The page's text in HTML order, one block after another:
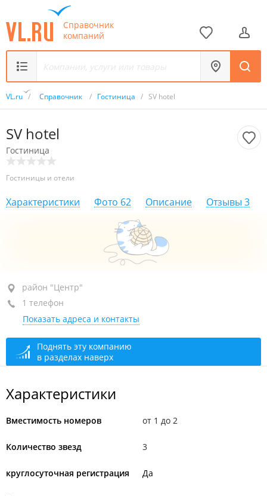
Справочник
компаний
VL.ru / Справочник / Гостиница / SV hotel
SV hotel
Гостиница
Гостиницы и отели
Характеристики Фото 62 Описание Отзывы 3
район "Центр", ул. Посьетская, 14
2-й, 3-й этажи
+7 914 690-00-25ресепшен
круглосуточно
район "Центр"
1 телефон
Показать адреса и контакты
Поднять эту компанию
в разделах наверх
Характеристики
Вместимость номеров от 1 до 2
Количество звезд 3
круглосуточная регистрация Да